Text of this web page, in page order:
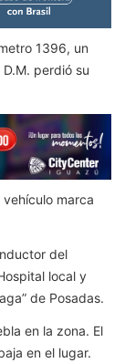
1396, un
perdió su
marca
del
local y
de Posadas.
en la zona. El
en el lugar.